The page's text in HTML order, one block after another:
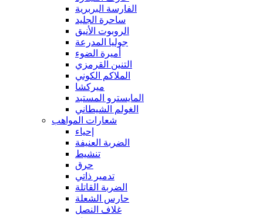
الفارسة البربرية
ساحرة الجليد
الروبوت الأنيق
جوليا المدرعة
أميرة الضوء
التنين القرمزي
الملاكم الكوني
ميركشا
المايسترو المستبد
الغولم الشيطاني
شعارات المواهب
إحياء
الضربة العنيفة
تنشيط
حرق
تدمير ذاتي
الضربة القاتلة
حارس الشعلة
غلاف النصل